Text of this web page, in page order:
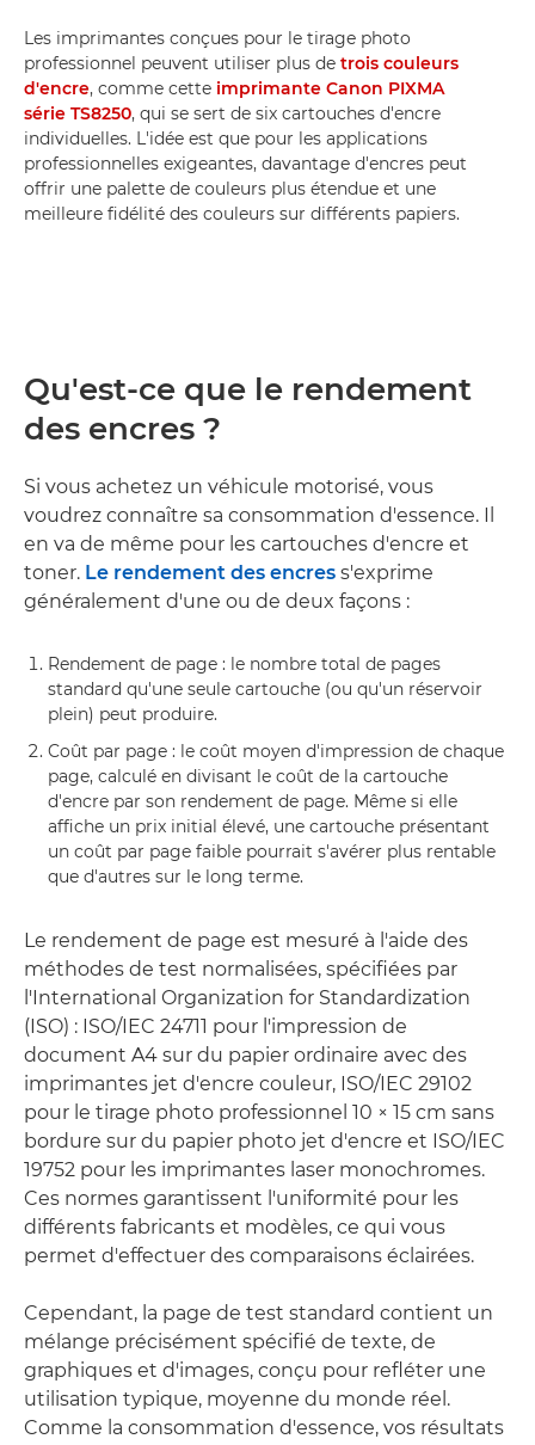
Les imprimantes conçues pour le tirage photo
professionnel peuvent utiliser plus de trois couleurs
d'encre, comme cette imprimante Canon PIXMA
série TS8250, qui se sert de six cartouches d'encre
individuelles. L'idée est que pour les applications
professionnelles exigeantes, davantage d'encres peut
offrir une palette de couleurs plus étendue et une
meilleure fidélité des couleurs sur différents papiers.
Qu'est-ce que le rendement
des encres ?
Si vous achetez un véhicule motorisé, vous
voudrez connaître sa consommation d'essence. Il
en va de même pour les cartouches d'encre et
toner. Le rendement des encres s'exprime
généralement d'une ou de deux façons :
Rendement de page : le nombre total de pages
standard qu'une seule cartouche (ou qu'un réservoir
plein) peut produire.
Coût par page : le coût moyen d'impression de chaque
page, calculé en divisant le coût de la cartouche
d'encre par son rendement de page. Même si elle
affiche un prix initial élevé, une cartouche présentant
un coût par page faible pourrait s'avérer plus rentable
que d'autres sur le long terme.
Le rendement de page est mesuré à l'aide des
méthodes de test normalisées, spécifiées par
l'International Organization for Standardization
(ISO) : ISO/IEC 24711 pour l'impression de
document A4 sur du papier ordinaire avec des
imprimantes jet d'encre couleur, ISO/IEC 29102
pour le tirage photo professionnel 10 × 15 cm sans
bordure sur du papier photo jet d'encre et ISO/IEC
19752 pour les imprimantes laser monochromes.
Ces normes garantissent l'uniformité pour les
différents fabricants et modèles, ce qui vous
permet d'effectuer des comparaisons éclairées.
Cependant, la page de test standard contient un
mélange précisément spécifié de texte, de
graphiques et d'images, conçu pour refléter une
utilisation typique, moyenne du monde réel.
Comme la consommation d'essence, vos résultats